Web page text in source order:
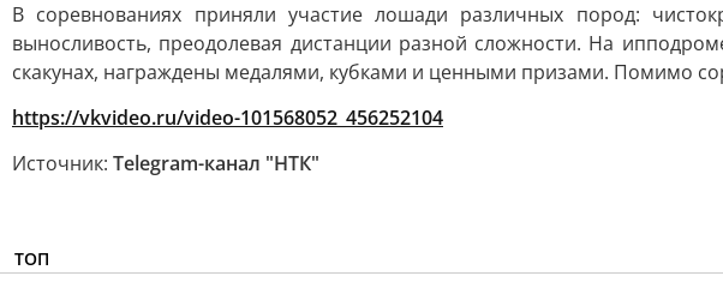
В соревнованиях приняли участие лошади различных пород:
выносливость, преодолевая дистанции разной сложности. На
скакунах, награждены медалями, кубками и ценными призами. Помимо
https://vkvideo.ru/video-101568052_456252104
Источник: Telegram-канал "НТК"
ТОП